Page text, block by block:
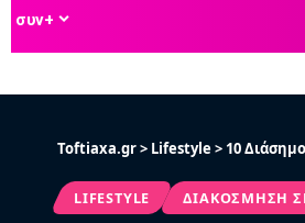
συν+
Toftiaxa.gr> Lifestyle> 10
LIFESTYLE ΔΙΑΚΌΣΜΗΣΗ